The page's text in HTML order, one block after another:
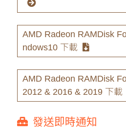
AMD Radeon RAMDisk
ndows10 下載
AMD Radeon RAMDisk
2012 & 2016 & 2019 下載
發送即時通知